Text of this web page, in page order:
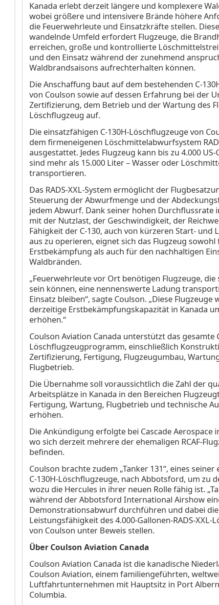
Kanada erlebt derzeit längere und komplexere
wobei größere und intensivere Brände höhere
die Feuerwehrleute und Einsatzkräfte stellen.
wandelnde Umfeld erfordert Flugzeuge, die
erreichen, große und kontrollierte
und den Einsatz während der zunehmend
Waldbrandsaisons aufrechterhalten können.
Die Anschaffung baut auf dem bestehenden C-
von Coulson sowie auf dessen Erfahrung bei der
Zertifizierung, dem Betrieb und der Wartung des
Löschflugzeug auf.
Die einsatzfähigen C-130H-Löschflugzeuge von
dem firmeneigenen Löschmittelabwurfsystem
ausgestattet. Jedes Flugzeug kann bis zu 4.000 US-
sind mehr als 15.000 Liter – Wasser oder
transportieren.
Das RADS-XXL-System ermöglicht der
Steuerung der Abwurfmenge und der
jedem Abwurf. Dank seiner hohen Durchflussrate
mit der Nutzlast, der Geschwindigkeit, der
Fähigkeit der C-130, auch von kürzeren Start- und
aus zu operieren, eignet sich das Flugzeug sowohl
Erstbekämpfung als auch für den nachhaltigen
Waldbränden.
„Feuerwehrleute vor Ort benötigen Flugzeuge,
sein können, eine nennenswerte Ladung
Einsatz bleiben“, sagte Coulson. „Diese Flugzeuge
derzeitige Erstbekämpfungskapazität in Kanada
erhöhen.“
Coulson Aviation Canada unterstützt das gesamte
Löschflugzeugprogramm, einschließlich
Zertifizierung, Fertigung, Flugzeugumbau,
Flugbetrieb.
Die Übernahme soll voraussichtlich die Zahl der
Arbeitsplätze in Kanada in den Bereichen
Fertigung, Wartung, Flugbetrieb und technische
erhöhen.
Die Ankündigung erfolgte bei Cascade Aerospace
wo sich derzeit mehrere der ehemaligen RCAF-
befinden.
Coulson brachte zudem „Tanker 131“, eines
C-130H-Löschflugzeuge, nach Abbotsford, um zu
wozu die Hercules in ihrer neuen Rolle fähig ist.
während der Abbotsford International Airshow
Demonstrationsabwurf durchführen und dabei die
Leistungsfähigkeit des 4.000-Gallonen-RADS-XXL-
von Coulson unter Beweis stellen.
Über Coulson Aviation Canada
Coulson Aviation Canada ist die kanadische
Coulson Aviation, einem familiengeführten,
Luftfahrtunternehmen mit Hauptsitz in Port
Columbia.